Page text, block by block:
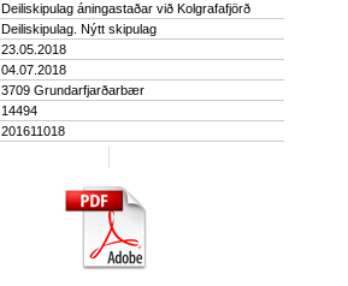
Deiliskipulag áningastaðar við Kolgrafafjörð
Deiliskipulag. Nýtt skipulag
23.05.2018
04.07.2018
3709 Grundarfjarðarbær
14494
201611018